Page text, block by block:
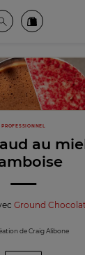
du chocolat
RechercheCommandez
PROFESSIONNEL
au
Ground
de Craig Alibone